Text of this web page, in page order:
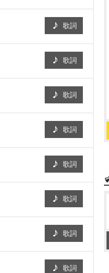
歌詞
歌詞
歌詞
歌詞
歌詞
歌詞
歌詞
歌詞